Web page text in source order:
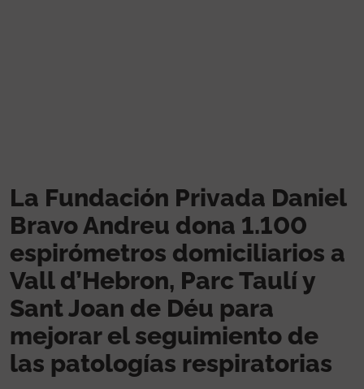
La Fundación Privada Daniel
Bravo Andreu dona 1.100
espirómetros domiciliarios a
Vall d’Hebron, Parc Taulí y
Sant Joan de Déu para
mejorar el seguimiento de
las patologías respiratorias